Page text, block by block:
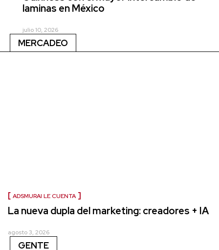
laminas en México
julio 10, 2026
MERCADEO
ADSMURAI LE CUENTA
La nueva dupla del marketing: creadores + IA
agosto 3, 2026
GENTE